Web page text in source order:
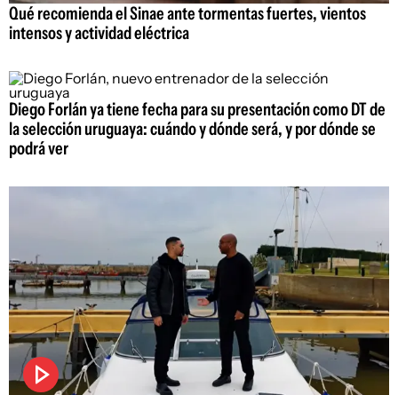
Qué recomienda el Sinae ante tormentas fuertes, vientos
intensos y actividad eléctrica
Diego Forlán ya tiene fecha para su presentación como DT de
la selección uruguaya: cuándo y dónde será, y por dónde se
podrá ver